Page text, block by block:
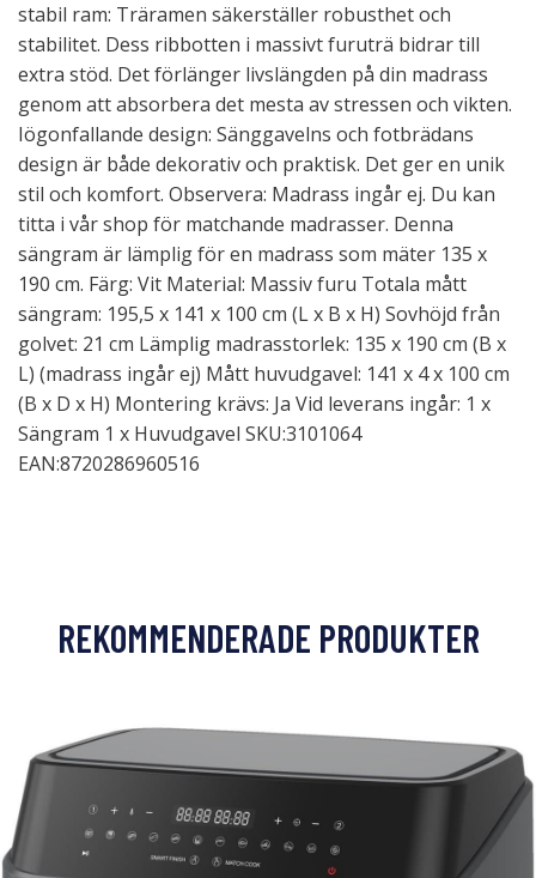
stabil ram: Träramen säkerställer robusthet och
stabilitet. Dess ribbotten i massivt furuträ bidrar till
extra stöd. Det förlänger livslängden på din madrass
genom att absorbera det mesta av stressen och vikten.
Iögonfallande design: Sänggavelns och fotbrädans
design är både dekorativ och praktisk. Det ger en unik
stil och komfort. Observera: Madrass ingår ej. Du kan
titta i vår shop för matchande madrasser. Denna
sängram är lämplig för en madrass som mäter 135 x
190 cm. Färg: Vit Material: Massiv furu Totala mått
sängram: 195,5 x 141 x 100 cm (L x B x H) Sovhöjd från
golvet: 21 cm Lämplig madrasstorlek: 135 x 190 cm (B x
L) (madrass ingår ej) Mått huvudgavel: 141 x 4 x 100 cm
(B x D x H) Montering krävs: Ja Vid leverans ingår: 1 x
Sängram 1 x Huvudgavel SKU:3101064
EAN:8720286960516
REKOMMENDERADE PRODUKTER